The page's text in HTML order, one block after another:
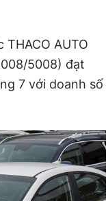
AUTO
5008) đạt
7 với doanh số